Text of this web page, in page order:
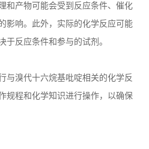
和产物可能会受到反应条件、催化
影响。此外，实际的化学反应可能
于反应条件和参与的试剂。
与溴代十六烷基吡啶相关的化学反
规程和化学知识进行操作，以确保